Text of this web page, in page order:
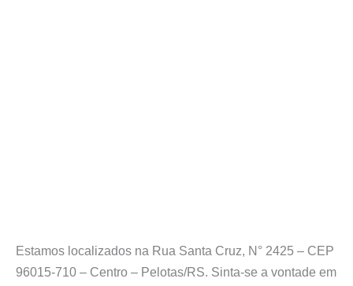
Estamos localizados na Rua Santa Cruz, N° 2425 – CEP
96015-710 – Centro – Pelotas/RS. Sinta-se a vontade em